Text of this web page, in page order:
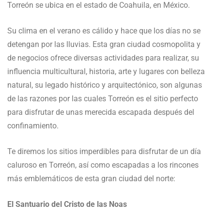
Torreón se ubica en el estado de Coahuila, en México.
Su clima en el verano es cálido y hace que los días no se
detengan por las lluvias. Esta gran ciudad cosmopolita y
de negocios ofrece diversas actividades para realizar, su
influencia multicultural, historia, arte y lugares con belleza
natural, su legado histórico y arquitectónico, son algunas
de las razones por las cuales Torreón es el sitio perfecto
para disfrutar de unas merecida escapada después del
confinamiento.
Te diremos los sitios imperdibles para disfrutar de un día
caluroso en Torreón, así como escapadas a los rincones
más emblemáticos de esta gran ciudad del norte:
El Santuario del Cristo de las Noas